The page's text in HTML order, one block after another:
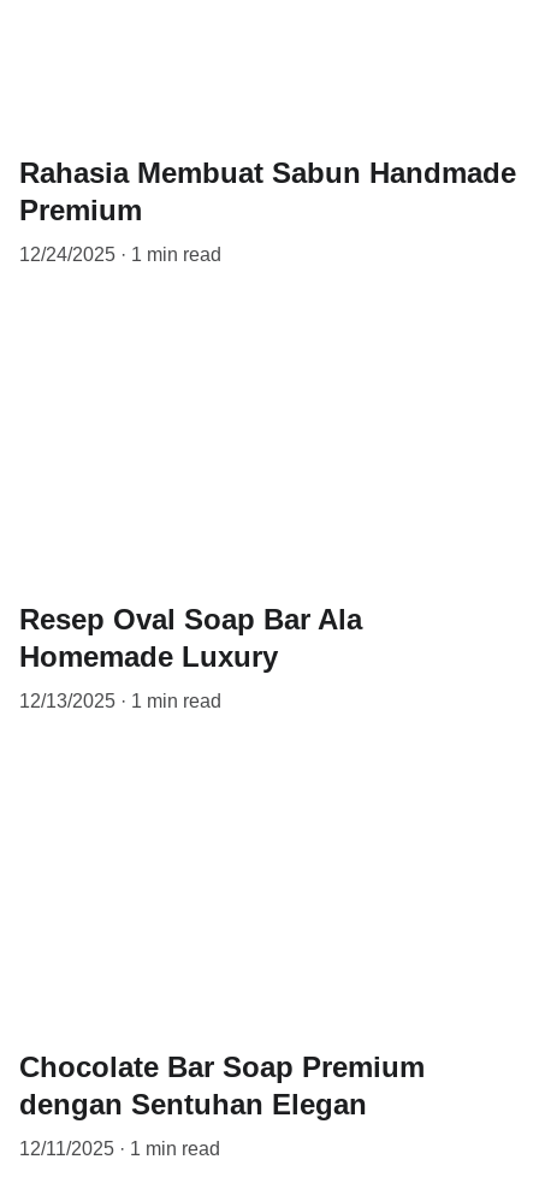
Rahasia Membuat Sabun Handmade
Premium
12/24/2025 1 min read
Resep Oval Soap Bar Ala
Homemade Luxury
12/13/2025 1 min read
Chocolate Bar Soap Premium
dengan Sentuhan Elegan
12/11/2025 1 min read